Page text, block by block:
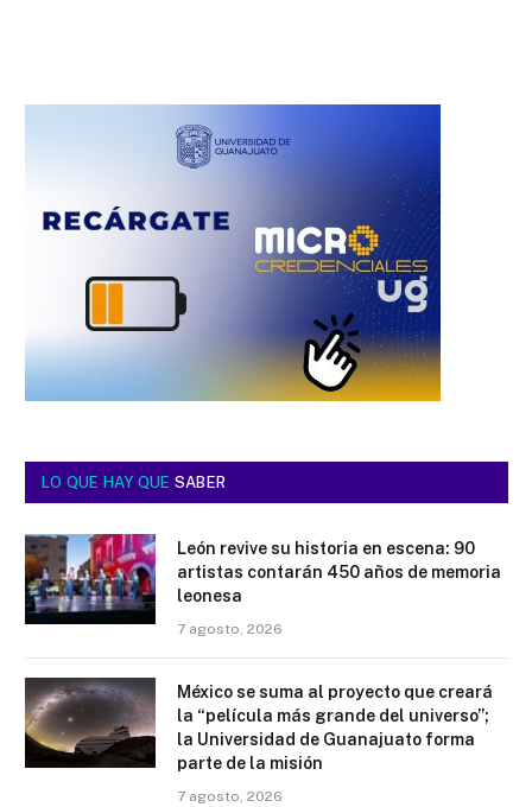
LO QUE HAY QUE SABER
León revive su historia en escena: 90
artistas contarán 450 años de memoria
leonesa
7 agosto, 2026
México se suma al proyecto que creará
la “película más grande del universo”;
la Universidad de Guanajuato forma
parte de la misión
7 agosto, 2026